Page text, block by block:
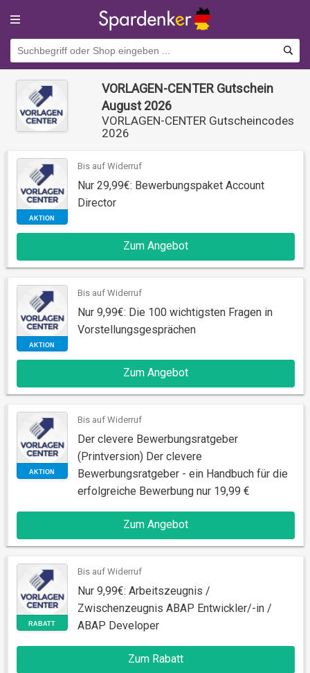
VORLAGEN-CENTER Gutschein
August 2026
VORLAGEN-CENTER Gutscheincodes
2026
Bis auf Widerruf
Nur 29,99€: Bewerbungspaket Account
Director
Zum Angebot
Bis auf Widerruf
Nur 9,99€: Die 100 wichtigsten Fragen in
Vorstellungsgesprächen
Zum Angebot
Bis auf Widerruf
Der clevere Bewerbungsratgeber
(Printversion) Der clevere
Bewerbungsratgeber - ein Handbuch für die
erfolgreiche Bewerbung nur 19,99 €
Zum Angebot
Bis auf Widerruf
Nur 9,99€: Arbeitszeugnis /
Zwischenzeugnis ABAP Entwickler/-in /
ABAP Developer
Zum Rabatt